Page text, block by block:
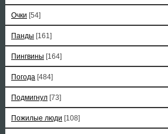
Очки [54]
Панды [161]
Пингвины [164]
Погода [484]
Подмигнул [73]
Пожилые люди [108]